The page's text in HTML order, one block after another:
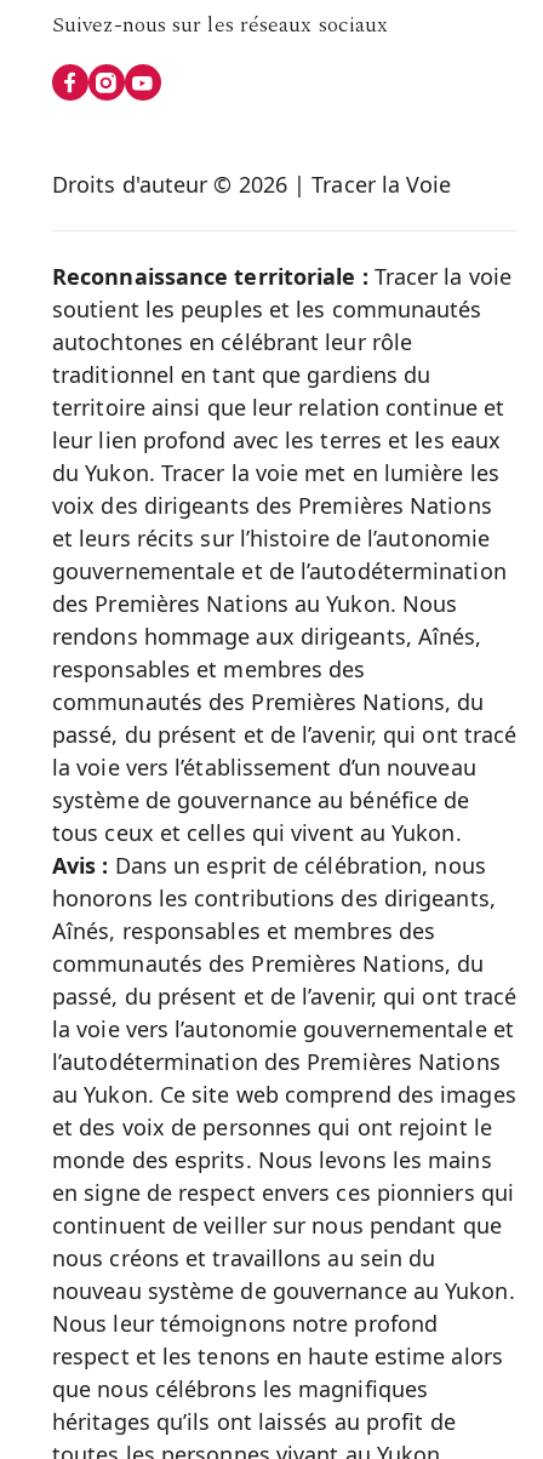
Follow
us
Social
Media
Suivez-nous sur les réseaux sociaux
Droits d'auteur © 2026 | Tracer la Voie
Reconnaissance territoriale : Tracer la voie
soutient les peuples et les communautés
autochtones en célébrant leur rôle
traditionnel en tant que gardiens du
territoire ainsi que leur relation continue et
leur lien profond avec les terres et les eaux
du Yukon. Tracer la voie met en lumière les
voix des dirigeants des Premières Nations
et leurs récits sur l’histoire de l’autonomie
gouvernementale et de l’autodétermination
des Premières Nations au Yukon. Nous
rendons hommage aux dirigeants, Aînés,
responsables et membres des
communautés des Premières Nations, du
passé, du présent et de l’avenir, qui ont tracé
la voie vers l’établissement d’un nouveau
système de gouvernance au bénéfice de
tous ceux et celles qui vivent au Yukon.
Avis : Dans un esprit de célébration, nous
honorons les contributions des dirigeants,
Aînés, responsables et membres des
communautés des Premières Nations, du
passé, du présent et de l’avenir, qui ont tracé
la voie vers l’autonomie gouvernementale et
l’autodétermination des Premières Nations
au Yukon. Ce site web comprend des images
et des voix de personnes qui ont rejoint le
monde des esprits. Nous levons les mains
en signe de respect envers ces pionniers qui
continuent de veiller sur nous pendant que
nous créons et travaillons au sein du
nouveau système de gouvernance au Yukon.
Nous leur témoignons notre profond
respect et les tenons en haute estime alors
que nous célébrons les magnifiques
héritages qu’ils ont laissés au profit de